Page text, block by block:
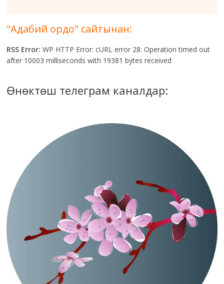
"Адабий ордо" сайтынан:
RSS Error: WP HTTP Error: cURL error 28: Operation timed out
after 10003 milliseconds with 19381 bytes received
Өнөктөш телеграм каналдар: